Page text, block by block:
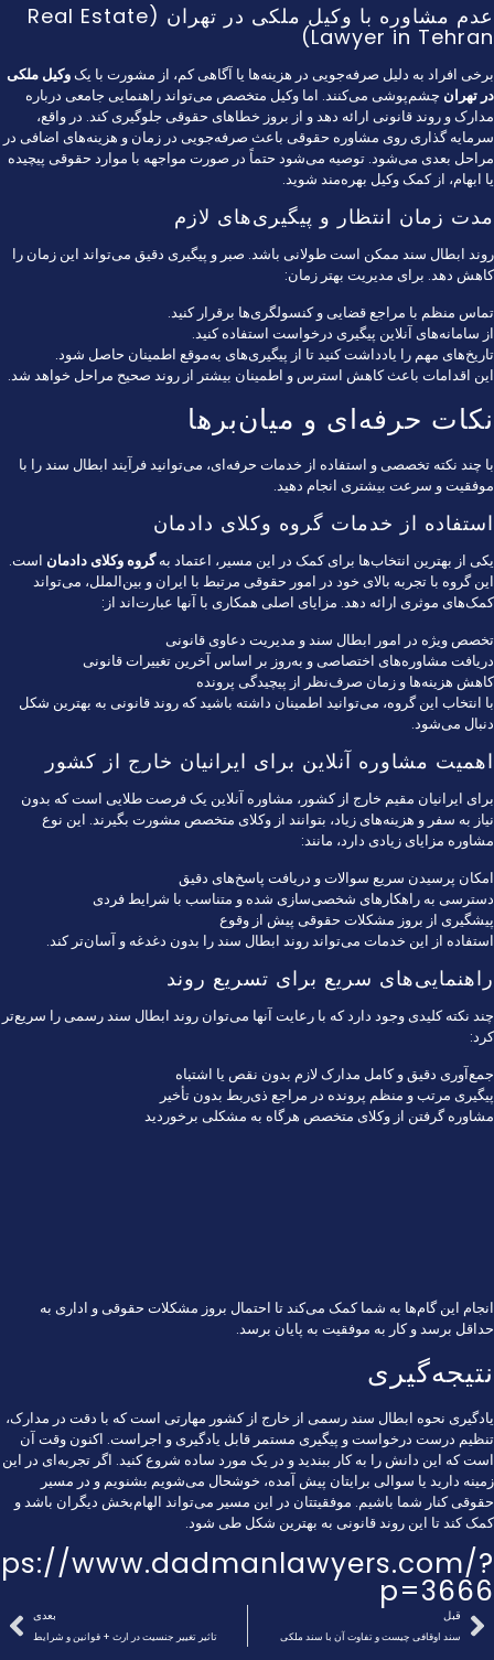
عدم مشاوره با وکیل ملکی در تهران (Real Estate
Lawyer in Tehran)
برخی افراد به دلیل صرفه‌جویی در هزینه‌ها یا آگاهی کم، از مشورت با یک وکیل ملکی
در تهران چشم‌پوشی می‌کنند. اما وکیل متخصص می‌تواند راهنمایی جامعی درباره
مدارک و روند قانونی ارائه دهد و از بروز خطاهای حقوقی جلوگیری کند. در واقع،
سرمایه گذاری روی مشاوره حقوقی باعث صرفه‌جویی در زمان و هزینه‌های اضافی در
مراحل بعدی می‌شود. توصیه می‌شود حتماً در صورت مواجهه با موارد حقوقی پیچیده
یا ابهام، از کمک وکیل بهره‌مند شوید.
مدت زمان انتظار و پیگیری‌های لازم
روند ابطال سند ممکن است طولانی باشد. صبر و پیگیری دقیق می‌تواند این زمان را
کاهش دهد. برای مدیریت بهتر زمان:
تماس منظم با مراجع قضایی و کنسولگری‌ها برقرار کنید.
از سامانه‌های آنلاین پیگیری درخواست استفاده کنید.
تاریخ‌های مهم را یادداشت کنید تا از پیگیری‌های به‌موقع اطمینان حاصل شود.
این اقدامات باعث کاهش استرس و اطمینان بیشتر از روند صحیح مراحل خواهد شد.
نکات حرفه‌ای و میان‌برها
با چند نکته تخصصی و استفاده از خدمات حرفه‌ای، می‌توانید فرآیند ابطال سند را با
موفقیت و سرعت بیشتری انجام دهید.
استفاده از خدمات گروه وکلای دادمان
یکی از بهترین انتخاب‌ها برای کمک در این مسیر، اعتماد بهگروه وکلای دادمان است.
این گروه با تجربه بالای خود در امور حقوقی مرتبط با ایران و بین‌الملل، می‌تواند
کمک‌های موثری ارائه دهد. مزایای اصلی همکاری با آنها عبارت‌اند از:
تخصص ویژه در امور ابطال سند و مدیریت دعاوی قانونی
دریافت مشاوره‌های اختصاصی و به‌روز بر اساس آخرین تغییرات قانونی
کاهش هزینه‌ها و زمان صرف‌نظر از پیچیدگی پرونده
با انتخاب این گروه، می‌توانید اطمینان داشته باشید که روند قانونی به بهترین شکل
دنبال می‌شود.
اهمیت مشاوره آنلاین برای ایرانیان خارج از کشور
برای ایرانیان مقیم خارج از کشور، مشاوره آنلاین یک فرصت طلایی است که بدون
نیاز به سفر و هزینه‌های زیاد، بتوانند از وکلای متخصص مشورت بگیرند. این نوع
مشاوره مزایای زیادی دارد، مانند:
امکان پرسیدن سریع سوالات و دریافت پاسخ‌های دقیق
دسترسی به راهکارهای شخصی‌سازی شده و متناسب با شرایط فردی
پیشگیری از بروز مشکلات حقوقی پیش از وقوع
استفاده از این خدمات می‌تواند روند ابطال سند را بدون دغدغه و آسان‌تر کند.
راهنمایی‌های سریع برای تسریع روند
چند نکته کلیدی وجود دارد که با رعایت آنها می‌توان روند ابطال سند رسمی را سریع‌تر
کرد:
جمع‌آوری دقیق و کامل مدارک لازم بدون نقص یا اشتباه
پیگیری مرتب و منظم پرونده در مراجع ذی‌ربط بدون تأخیر
مشاوره گرفتن از وکلای متخصص هرگاه به مشکلی برخوردید
انجام این گام‌ها به شما کمک می‌کند تا احتمال بروز مشکلات حقوقی و اداری به
حداقل برسد و کار به موفقیت به پایان برسد.
نتیجه‌گیری
یادگیری نحوه ابطال سند رسمی از خارج از کشور مهارتی است که با دقت در مدارک،
تنظیم درست درخواست و پیگیری مستمر قابل یادگیری و اجراست. اکنون وقت آن
است که این دانش را به کار ببندید و در یک مورد ساده شروع کنید. اگر تجربه‌ای در این
زمینه دارید یا سوالی برایتان پیش آمده، خوشحال می‌شویم بشنویم و در مسیر
حقوقی کنار شما باشیم. موفقیتتان در این مسیر می‌تواند الهام‌بخش دیگران باشد و
کمک کند تا این روند قانونی به بهترین شکل طی شود.
www.dadmanlawyers.com/?
p=3666
قبل
سند اوقافی چیست و تفاوت آن با سند ملکی
بعدی
تاثیر تغییر جنسیت در ارث + قوانین و شرایط